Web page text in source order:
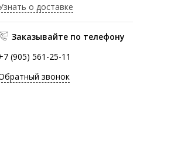
о доставке
Заказывайте по телефону
(905) 561-25-11
звонок